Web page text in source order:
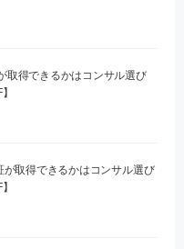
取得できるかはコンサル選び
取得できるかはコンサル選び